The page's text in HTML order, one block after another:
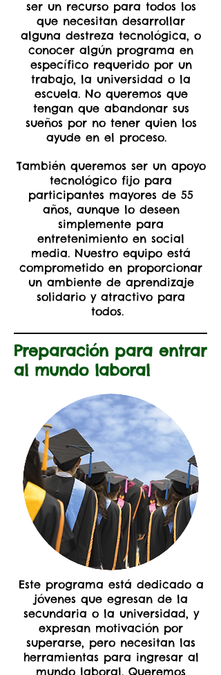
ser un recurso para todos los
que necesitan desarrollar
alguna destreza tecnológica, o
conocer algún programa en
específico requerido por un
trabajo, la universidad o la
escuela. No queremos que
tengan que abandonar sus
sueños por no tener quien los
ayude en el proceso.
También queremos ser un apoyo
tecnológico fijo para
participantes mayores de 55
años, aunque lo deseen
simplemente para
entretenimiento en social
media. Nuestro equipo está
comprometido en proporcionar
un ambiente de aprendizaje
solidario y atractivo para
todos.
Preparación para entrar
al mundo laboral
Este programa está dedicado a
jóvenes que egresan de la
secundaria o la universidad, y
expresan motivación por
superarse, pero necesitan las
herramientas para ingresar al
mundo laboral. Queremos